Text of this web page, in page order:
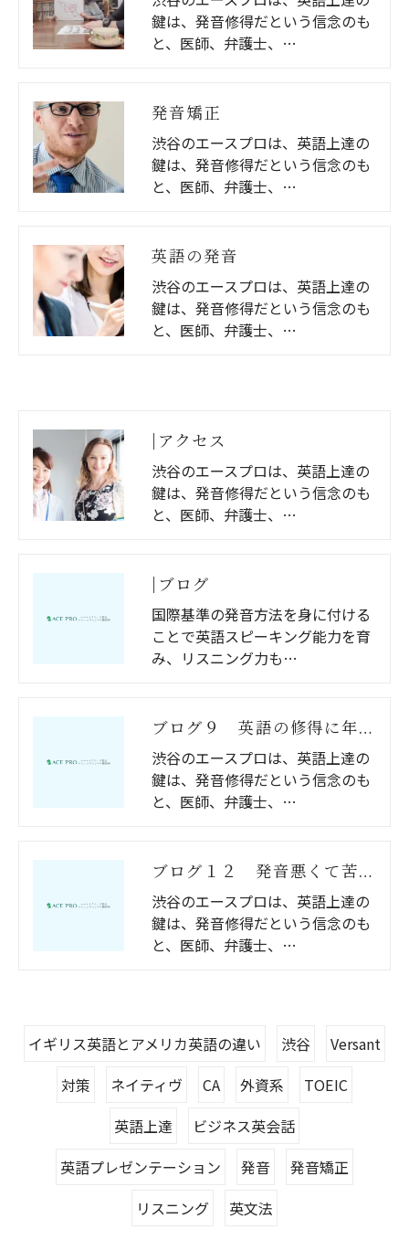
鍵は、発音修得だという信念のも
と、医師、弁護士、…
発音矯正
渋谷のエースプロは、英語上達の
鍵は、発音修得だという信念のも
と、医師、弁護士、…
英語の発音
渋谷のエースプロは、英語上達の
鍵は、発音修得だという信念のも
と、医師、弁護士、…
|アクセス
渋谷のエースプロは、英語上達の
鍵は、発音修得だという信念のも
と、医師、弁護士、…
|ブログ
国際基準の発音方法を身に付ける
ことで英語スピーキング能力を育
み、リスニング力も…
ブログ９ 英語の修得に年齢は関係あるのか？
渋谷のエースプロは、英語上達の
鍵は、発音修得だという信念のも
と、医師、弁護士、…
ブログ１２ 発音悪くて苦労しました
渋谷のエースプロは、英語上達の
鍵は、発音修得だという信念のも
と、医師、弁護士、…
イギリス英語とアメリカ英語の違い 渋谷
Versant
対策
ネイティヴ CA 外資系
TOEIC
英語上達
ビジネス英会話
英語プレゼンテーション
発音
発音矯正
リスニング
英文法